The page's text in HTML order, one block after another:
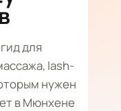
для
lash-
нужен
в Мюнхене